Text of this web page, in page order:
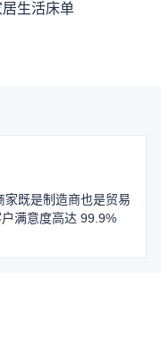
生活床单
家既是制造商也是贸易
满意度高达 99.9%